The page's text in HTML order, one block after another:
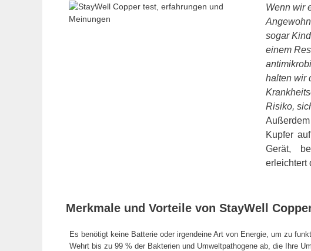
Wenn wir
sogar
einem
halten wir
Risiko,
Kupfer
Gerät,
erleichtert
Merkmale und Vorteile von StayWell
Es benötigt keine Batterie oder irgendeine Art von Energie, um zu
Wehrt bis zu 99 % der Bakterien und Umweltpathogene ab, die Ihre